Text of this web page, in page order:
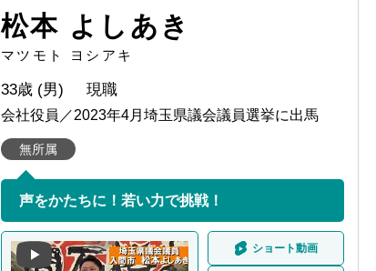
松本 よしあき
マツモト ヨシアキ
無所属
33歳 (男) 現職
会社役員／2023年4月埼玉県議会議員選挙に出馬
声をかたちに！若い力で挑戦！
ショート動画